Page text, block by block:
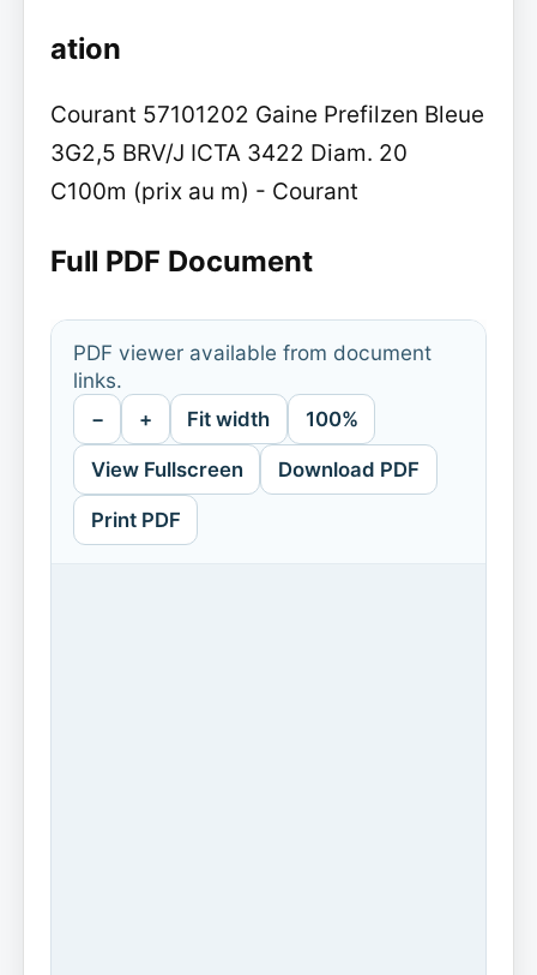
ation
Courant 57101202 Gaine Prefilzen Bleue
3G2,5 BRV/J ICTA 3422 Diam. 20
C100m (prix au m) - Courant
Full PDF Document
PDF viewer available from document
links.
− + Fit width 100%
View Fullscreen Download PDF
Print PDF